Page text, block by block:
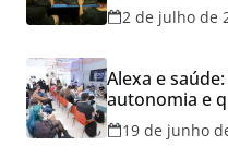
2 de julho de
Alexa e
autonomia e
19 de junho